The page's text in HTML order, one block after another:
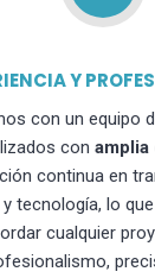
Y
con un equipo
con
continua en
tecnología, lo
cualquier